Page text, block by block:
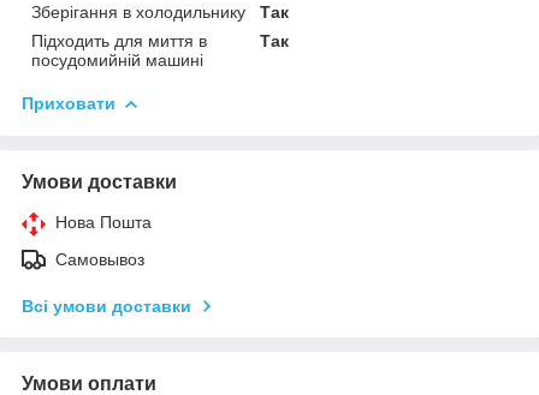
Зберігання в холодильнику
Так
Підходить для миття в
посудомийній машині
Так
Приховати
Умови доставки
Нова Пошта
Самовывоз
Всі умови доставки
Умови оплати